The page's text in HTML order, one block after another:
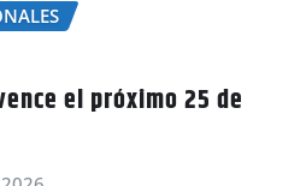
el próximo 25 de